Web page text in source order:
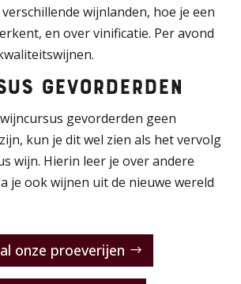
wijnlanden, hoe je een
en over vinificatie. Per avond
gevorderden
gevorderden geen
kun je dit wel zien als het vervolg
wijn. Hierin leer je over andere
je ook wijnen uit de nieuwe wereld
onze proeverijen